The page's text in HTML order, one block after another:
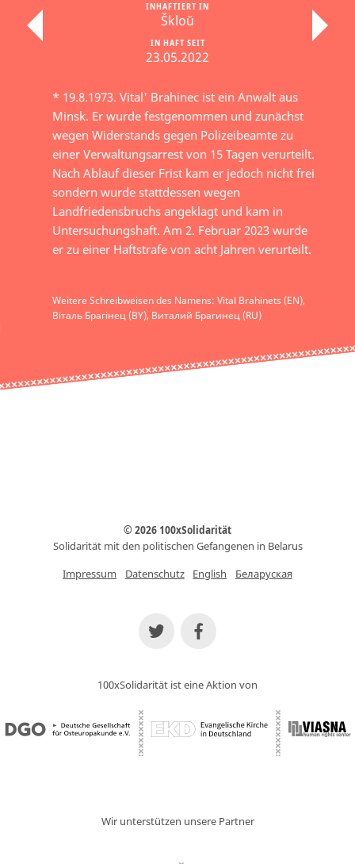
IN HAFT SEIT
23.05.2022
INHAFTIERT IN
Škloŭ
* 19.8.1973. Vital' Brahinec ist ein Anwalt aus
Minsk. Er wurde festgenommen und zunächst
wegen Widerstands gegen Polizeibeamte zu
einer Verwaltungsarrest von 15 Tagen verurteilt.
Nach Ablauf dieser Frist kam er jedoch nicht frei
sondern wurde stattdessen wegen
Landfriedensbruchs angeklagt und kam in
Untersuchungshaft. Am 2. Februar 2023 wurde
er zu einer Haftstrafe von acht Jahren verurteilt.
Weitere Schreibweisen des Namens: Vital Brahinets (EN),
Віталь Брагінец (BY), Виталий Брагинец (RU)
© 2026 100xSolidarität
Solidarität mit den politischen Gefangenen in Belarus
Impressum
Datenschutz English Беларуская
100xSolidarität ist eine Aktion von
Wir unterstützen unsere Partner